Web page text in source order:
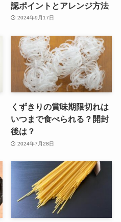
認ポイントとアレンジ方法
2024年9月17日
くずきりの賞味期限切れは
いつまで食べられる？開封
後は？
2024年7月28日